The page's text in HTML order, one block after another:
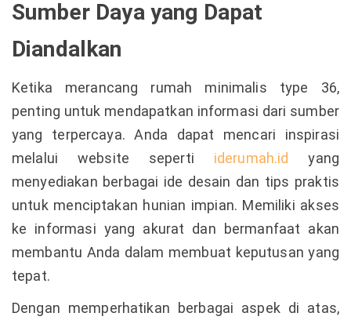
Sumber Daya yang Dapat
Diandalkan
Ketika merancang rumah minimalis type 36,
penting untuk mendapatkan informasi dari sumber
yang terpercaya. Anda dapat mencari inspirasi
melalui website seperti iderumah.id
yang
menyediakan berbagai ide desain dan tips praktis
untuk menciptakan hunian impian. Memiliki akses
ke informasi yang akurat dan bermanfaat akan
membantu Anda dalam membuat keputusan yang
tepat.
Dengan memperhatikan berbagai aspek di atas,